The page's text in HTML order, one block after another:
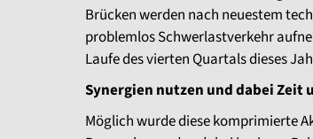
Brücken werden nach neuestem
problemlos Schwerlastverkehr
Laufe des vierten Quartals dieses
Synergien nutzen und dabei Zeit
Möglich wurde diese komprimierte